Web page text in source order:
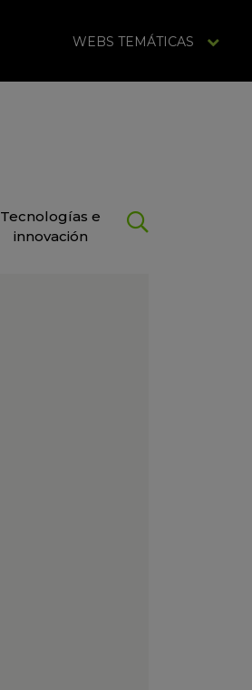
WEBS TEMÁTICAS
Tecnologías e
innovación